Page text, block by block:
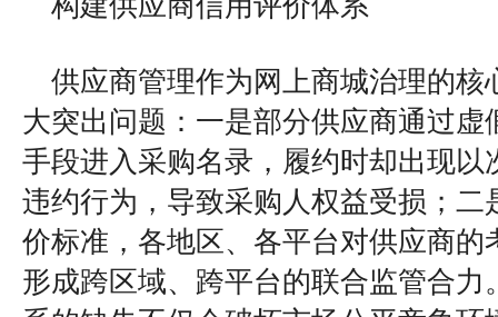
供应商管理作为网上商城治理的核
大突出问题：一是部分供应商通过虚
手段进入采购名录，履约时却出现以
违约行为，导致采购人权益受损；二
价标准，各地区、各平台对供应商的
形成跨区域、跨平台的联合监管合力